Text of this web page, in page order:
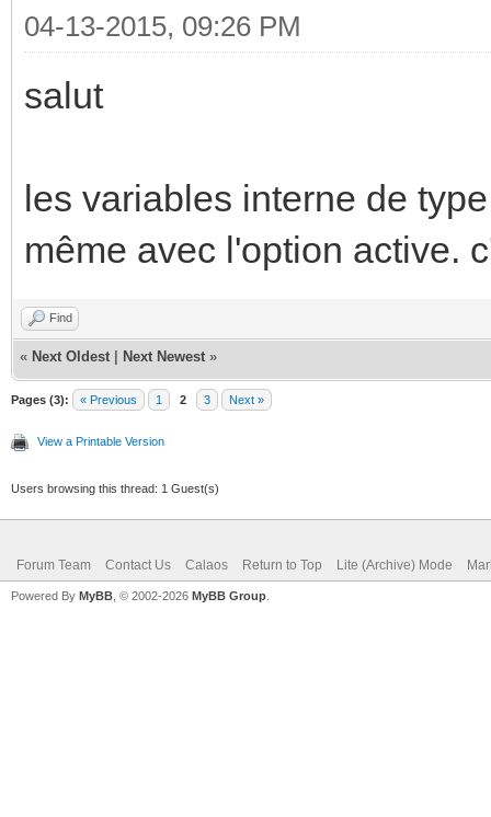
04-13-2015, 09:26 PM
salut
les variables interne de
même avec l'option active.
Find
« Next Oldest Next Newest »
Pages (3): « Previous 1 2 3 Next »
View a Printable Version
Users browsing this thread: 1 Guest(s)
Forum Team Contact Us Calaos Return to Top Lite (Archive) Mode
Powered By MyBB , © 2002-2026 MyBB Group